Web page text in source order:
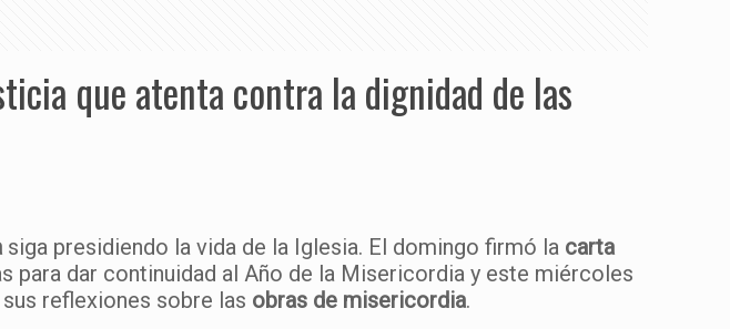
que atenta contra la dignidad de las
siga presidiendo la vida de la Iglesia. El domingo firmó la carta
para dar continuidad al Año de la Misericordia y este miércoles
reflexiones sobre las obras de misericordia.